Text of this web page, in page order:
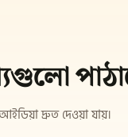
দ্রুত দেওয়া যায়।